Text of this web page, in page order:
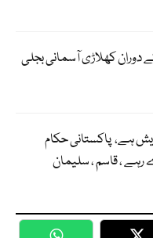
دوران کھلاڑی آسمانی بجلی
ہے، پاکستانی حکام
، قاسم ، سلیمان